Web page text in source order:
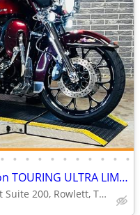
• • • • • • • • • • •
$282/mo - 2018 Harley-Davidson TOURING ULTRA LIMITED LOW FLHTKL
4210 Industrial St Suite 200, Rowlett, TX 75088